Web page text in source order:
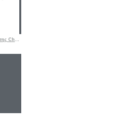
Χειροποίητες Μπομπονιέρες Βάπτισης Cherry – Μεταλλική Εικονίτσα Παναγίας με Γυάλινη Βάση